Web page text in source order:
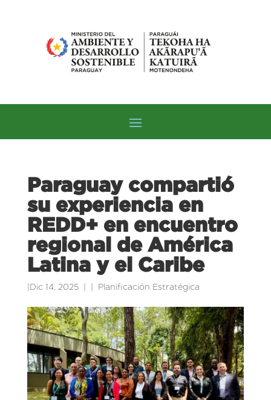
Paraguay compartió
su experiencia en
REDD+ en encuentro
regional de América
Latina y el Caribe
Dic 14, 2025 Planificación Estratégica